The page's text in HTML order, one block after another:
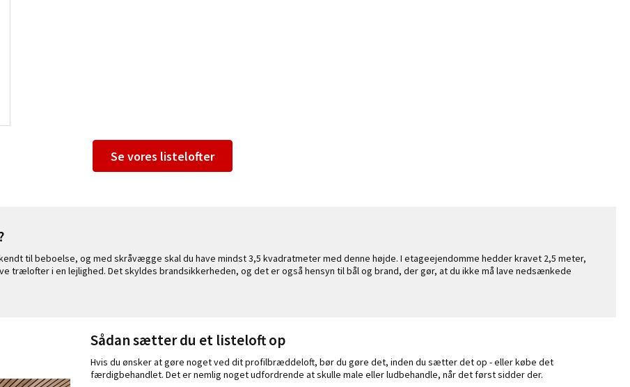
Se vores listelofter
til beboelse, og med skråvægge skal du have mindst 3,5 kvadratmeter med denne højde. I etageejendomme hedder kravet 2,5 meter,
trælofter i en lejlighed. Det skyldes brandsikkerheden, og det er også hensyn til bål og brand, der gør, at du ikke må lave nedsænkede
Sådan sætter du et listeloft op
Hvis du ønsker at gøre noget ved dit profilbræddeloft, bør du gøre det, inden du sætter det op - eller købe det
færdigbehandlet. Det er nemlig noget udfordrende at skulle male eller ludbehandle, når det først sidder der.